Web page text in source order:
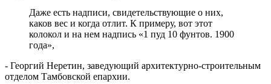
Даже есть надписи, свидетельствующие о них,
каков вес и когда отлит. К примеру, вот этот
колокол и на нем надпись «1 пуд 10 фунтов. 1900
года»,
- Георгий Неретин, заведующий архитектурно-строительным
отделом Тамбовской епархии.